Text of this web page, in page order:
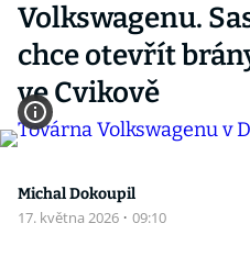
Volkswagenu.
chce otevřít
ve Cvikově
Michal Dokoupil
17. května 2026 · 09:10